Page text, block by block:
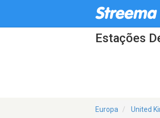
Estações
Europa United